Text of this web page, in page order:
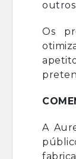
Os
A